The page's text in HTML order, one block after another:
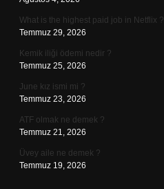
What is the highest paid job in Netflix ?
Temmuz 29, 2026
Kemik iliği ödemi nedir ?
Temmuz 25, 2026
June kız ismi mi ?
Temmuz 23, 2026
ATF olmak ne demek ?
Temmuz 21, 2026
Üvey aile ne demek ?
Temmuz 19, 2026